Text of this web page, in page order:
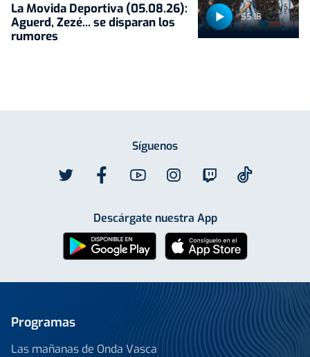
55:18
La Movida Deportiva (05.08.26):
Aguerd, Zezé... se disparan los
rumores
Síguenos
Descárgate nuestra App
Programas
Las mañanas de Onda Vasca